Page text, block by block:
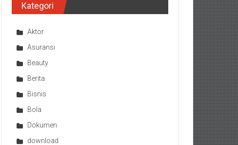
Kategori
Aktor
Asuransi
Beauty
Berita
Bisnis
Bola
Dokumen
download